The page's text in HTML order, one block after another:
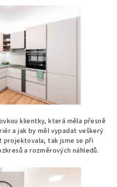
klientky, která měla přesně
a jak by měl vypadat veškerý
projektovala, tak jsme se při
a rozměrových náhledů.